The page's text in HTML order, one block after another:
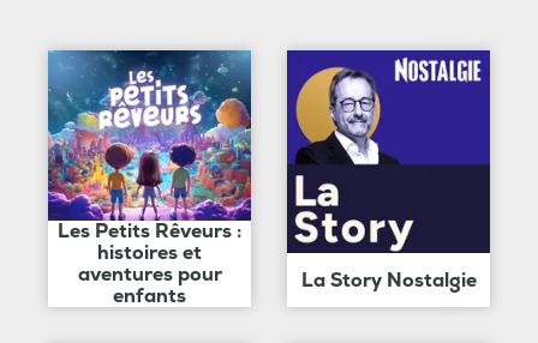
Les Petits Rêveurs :
histoires et
aventures pour
enfants
La Story Nostalgie